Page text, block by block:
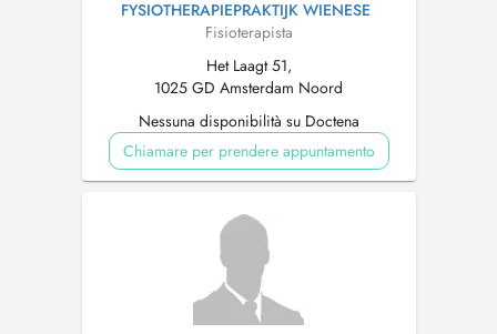
FYSIOTHERAPIEPRAKTIJK WIENESE
Fisioterapista
Het Laagt 51,
1025 GD Amsterdam Noord
Nessuna disponibilità su Doctena
Chiamare per prendere appuntamento